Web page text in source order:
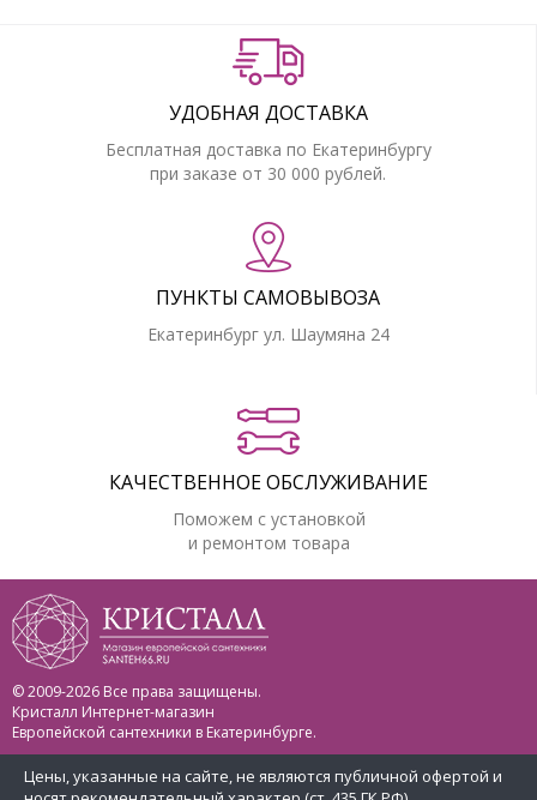
УДОБНАЯ ДОСТАВКА
Бесплатная доставка по Екатеринбургу
при заказе от 30 000 рублей.
ПУНКТЫ САМОВЫВОЗА
Екатеринбург ул. Шаумяна 24
КАЧЕСТВЕННОЕ ОБСЛУЖИВАНИЕ
Поможем с установкой
и ремонтом товара
© 2009-2026 Все права защищены.
Кристалл Интернет-магазин
Европейской сантехники в Екатеринбурге.
Цены, указанные на сайте, не являются публичной офертой и